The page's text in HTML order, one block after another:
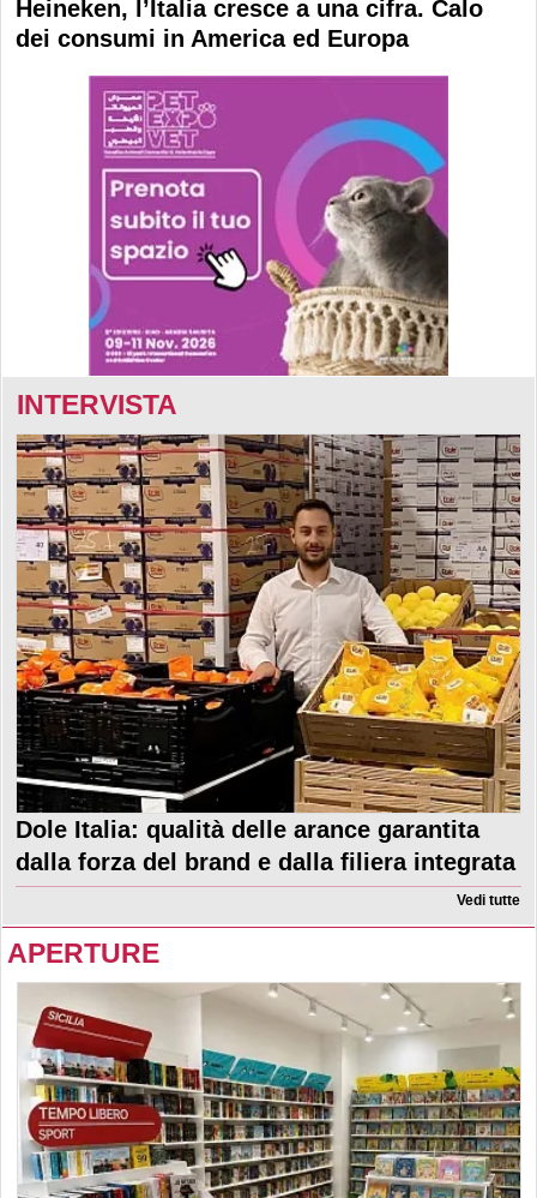
Heineken, l’Italia cresce a una cifra. Calo
dei consumi in America ed Europa
INTERVISTA
Dole Italia: qualità delle arance garantita
dalla forza del brand e dalla filiera integrata
Vedi tutte
APERTURE